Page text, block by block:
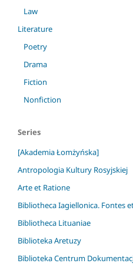
Law
Literature
Poetry
Drama
Fiction
Nonfiction
Series
[Akademia Łomżyńska]
Antropologia Kultury Rosyjskiej
Arte et Ratione
Bibliotheca Iagiellonica. Fontes
Bibliotheca Lituaniae
Biblioteka Aretuzy
Biblioteka Centrum